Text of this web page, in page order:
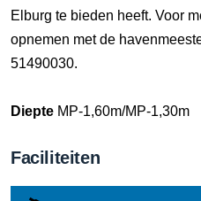
Elburg te bieden heeft. Voor
opnemen met de
51490030.
Diepte MP-1,60m/MP-1,30m
Faciliteiten